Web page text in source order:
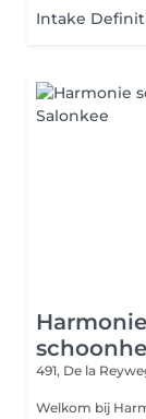
Intake
Harmonie
491, De la
Welkom bij